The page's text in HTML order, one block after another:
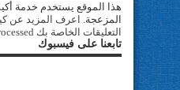
هذا الموقع يستخدم خدمة
المزعجة. اعرف المزيد عن
التعليقات الخاصة بك processed
تابعنا على فيسبوك